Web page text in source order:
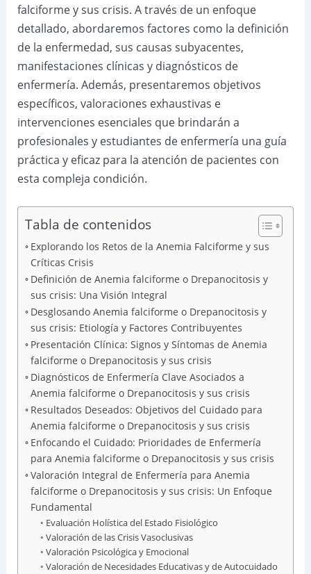
falciforme y sus crisis. A través de un enfoque
detallado, abordaremos factores como la definición
de la enfermedad, sus causas subyacentes,
manifestaciones clínicas y diagnósticos de
enfermería. Además, presentaremos objetivos
específicos, valoraciones exhaustivas e
intervenciones esenciales que brindarán a
profesionales y estudiantes de enfermería una guía
práctica y eficaz para la atención de pacientes con
esta compleja condición.
Tabla de contenidos
Explorando los Retos de la Anemia Falciforme y sus
Críticas Crisis
Definición de Anemia falciforme o Drepanocitosis y
sus crisis: Una Visión Integral
Desglosando Anemia falciforme o Drepanocitosis y
sus crisis: Etiología y Factores Contribuyentes
Presentación Clínica: Signos y Síntomas de Anemia
falciforme o Drepanocitosis y sus crisis
Diagnósticos de Enfermería Clave Asociados a
Anemia falciforme o Drepanocitosis y sus crisis
Resultados Deseados: Objetivos del Cuidado para
Anemia falciforme o Drepanocitosis y sus crisis
Enfocando el Cuidado: Prioridades de Enfermería
para Anemia falciforme o Drepanocitosis y sus crisis
Valoración Integral de Enfermería para Anemia
falciforme o Drepanocitosis y sus crisis: Un Enfoque
Fundamental
Evaluación Holística del Estado Fisiológico
Valoración de las Crisis Vasoclusivas
Valoración Psicológica y Emocional
Valoración de Necesidades Educativas y de Autocuidado